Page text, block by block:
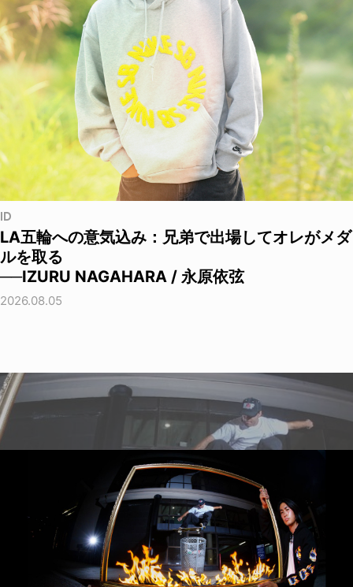
ID
LA五輪への意気込み：兄弟で出場してオレがメダ
ルを取る
──IZURU NAGAHARA / 永原依弦
2026.08.05